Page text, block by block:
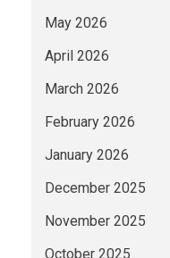
May 2026
April 2026
March 2026
February 2026
January 2026
December 2025
November 2025
October 2025